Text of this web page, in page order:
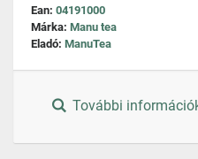
Ean: 04191000
Márka: Manu tea
Eladó: ManuTea
További